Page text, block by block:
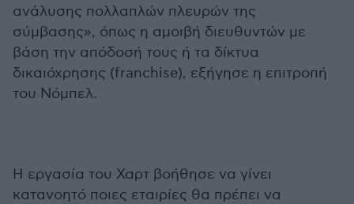
ανάλυσης πολλαπλών πλευρών της
σύμβασης», όπως η αμοιβή διευθυντών με
βάση την απόδοσή τους ή τα δίκτυα
δικαιόχρησης (franchise), εξήγησε η επιτροπή
του Νόμπελ.
Η εργασία του Χαρτ βοήθησε να γίνει
κατανοητό ποιες εταιρίες θα πρέπει να